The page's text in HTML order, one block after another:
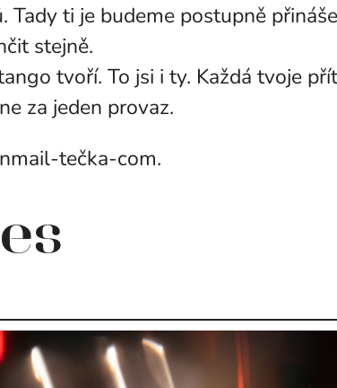
ti je budeme postupně
stejně.
tvoří. To jsi i ty. Každá tvoje
za jeden provaz.
tečka-com.